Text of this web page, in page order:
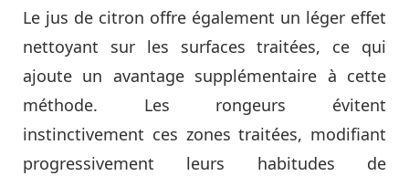
Le jus de citron offre également un léger effet
nettoyant sur les surfaces traitées, ce qui
ajoute un avantage supplémentaire à cette
méthode. Les rongeurs évitent
instinctivement ces zones traitées, modifiant
progressivement leurs habitudes de